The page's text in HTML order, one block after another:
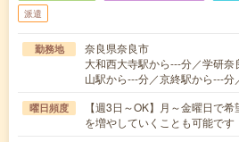
派遣
勤務地
奈良県奈良市
大和西大寺駅から---分／学研
山駅から---分／京終駅から---
曜日頻度
【週3日～OK】月～金曜日で
を増やしていくことも可能です